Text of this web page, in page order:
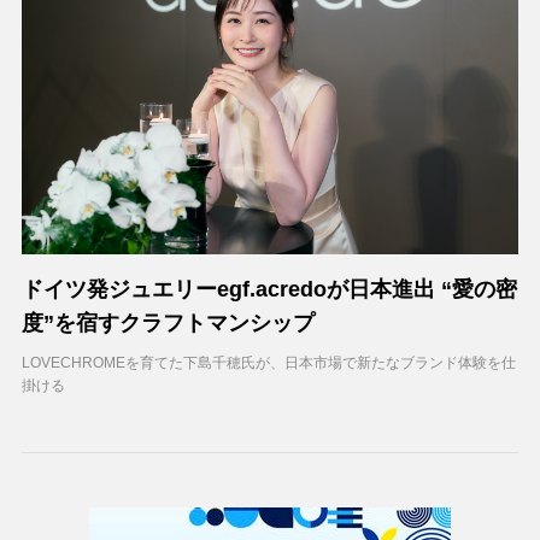
ドイツ発ジュエリーegf.acredoが日本進出 “愛の密
度”を宿すクラフトマンシップ
LOVECHROMEを育てた下島千穂氏が、日本市場で新たなブランド体験を仕
掛ける